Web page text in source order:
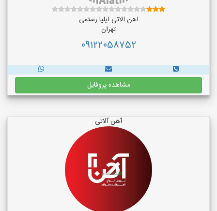
اهن الاتی ایلیا رستمی
تهران
09122058752
مشاهده پروفایل
آهن آلاتی